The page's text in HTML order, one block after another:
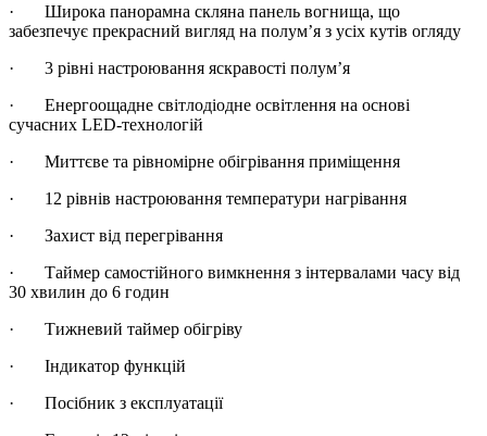
· Широка панорамна скляна панель вогнища, що
забезпечує прекрасний вигляд на полум’я з усіх кутів огляду
· 3 рівні настроювання яскравості полум’я
· Енергоощадне світлодіодне освітлення на основі
сучасних LED-технологій
· Миттєве та рівномірне обігрівання приміщення
· 12 рівнів настроювання температури нагрівання
· Захист від перегрівання
· Таймер самостійного вимкнення з інтервалами часу від
30 хвилин до 6 годин
· Тижневий таймер обігріву
· Індикатор функцій
· Посібник з експлуатації